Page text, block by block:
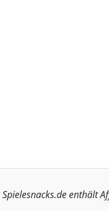
Spielesnacks.de enthält